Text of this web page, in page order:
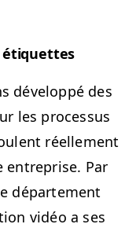
dévelop­pé des
les proces­sus
réelle­ment
entre­prise. Par
départe­ment
vidéo a ses